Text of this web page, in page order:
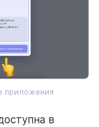
приложения
в